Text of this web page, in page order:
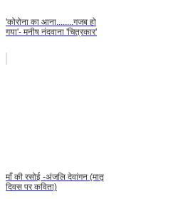
'कोरोना का आना........गजब हो
गया'- मनीष नंदवाना 'चित्रकार'
माँ की रसोई -अंजलि देवांगन (मातृ
दिवस पर कविता)